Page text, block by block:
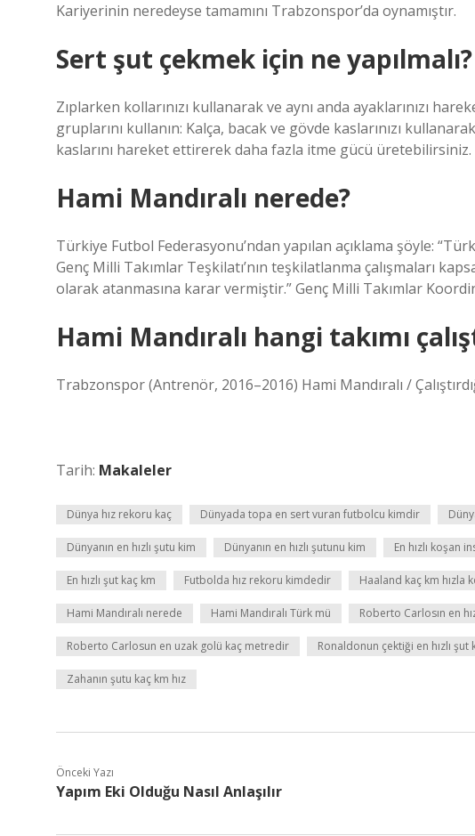
Kariyerinin neredeyse tamamını Trabzonspor’da oynamıştır.
Sert şut çekmek için ne yapılmalı?
Zıplarken kollarınızı kullanarak ve aynı anda ayaklarınızı
gruplarını kullanın: Kalça, bacak ve gövde kaslarınızı
kaslarını hareket ettirerek daha fazla itme gücü üretebilirsiniz.
Hami Mandıralı nerede?
Türkiye Futbol Federasyonu’ndan yapılan açıklama şöyle:
Genç Milli Takımlar Teşkilatı’nın teşkilatlanma çalışmaları
olarak atanmasına karar vermiştir.” Genç Milli Takımlar
Hami Mandıralı hangi takımı
Trabzonspor (Antrenör, 2016–2016) Hami Mandıralı /
Tarih: Makaleler
Dünya hız rekoru kaç Dünyada topa en sert vuran futbolcu kimdir
Dünyanın en hızlı şutu kim Dünyanın en hızlı şutunu kim En hızlı koşan
En hızlı şut kaç km Futbolda hız rekoru kimdedir Haaland kaç km hızla
Hami Mandıralı nerede Hami Mandıralı Türk mü Roberto Carlosın en
Roberto Carlosun en uzak golü kaç metredir Ronaldonun çektiği en hızlı şut
Zahanın şutu kaç km hız
Önceki Yazı
Yapım Eki Olduğu Nasıl Anlaşılır